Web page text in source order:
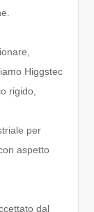
Higgstec
rigido,
per
aspetto
dal